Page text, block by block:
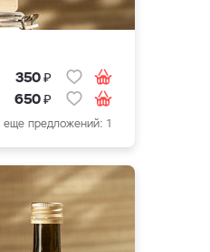
350₽
650₽
еще предложений: 1